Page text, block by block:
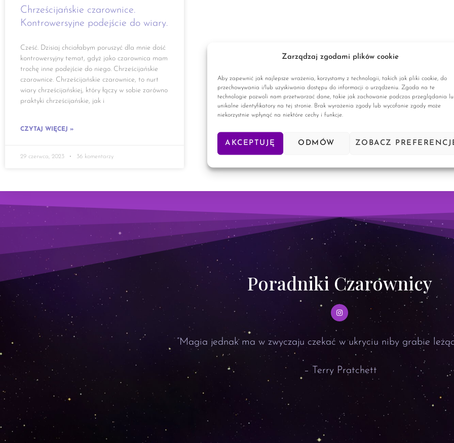
Zarządzaj zgodami plików cookie
Aby zapewnić jak najlepsze wrażenia, korzystamy z technologii, takich jak pliki cookie, do
przechowywania i/lub uzyskiwania dostępu do informacji o urządzeniu. Zgoda na te
technologie pozwoli nam przetwarzać dane, takie jak zachowanie podczas przeglądania
unikalne identyfikatory na tej stronie. Brak wyrażenia zgody lub wycofanie zgody może
niekorzystnie wpłynąć na niektóre cechy i funkcje.
AKCEPTUJĘ ODMÓW ZOBACZ
Chrześcijańskie czarownice.
Kontrowersyjne podejście do wiary.
Cześć. Dzisiaj chciałabym poruszyć dla mnie dość
kontrowersyjny temat, gdyż jako czarownica mam
trochę inne podejście do niego. Chrześcijańskie
czarownice. Chrześcijańskie czarownice, to nurt
wiary chrześcijańskiej, który łączy w sobie zarówno
praktyki chrześcijańskie, jak i
CZYTAJ WIĘCEJ »
29 czerwca, 2023 36 komentarzy
Poradniki Czarownicy
”Magia jednak ma w zwyczaju czekać w ukryciu niby grabie
– Terry Pratchett